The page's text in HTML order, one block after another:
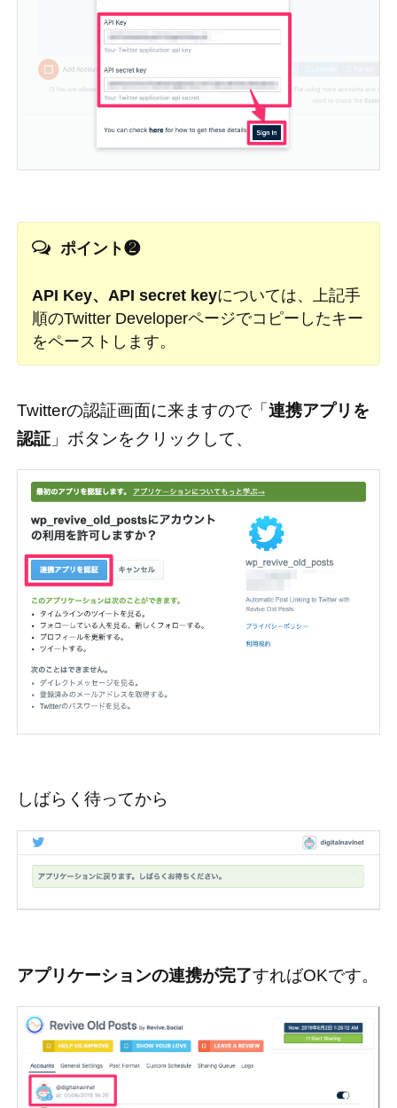
ポイント❷
API Key、API secret keyについては、上記手
順のTwitter Developerページでコピーしたキー
をペーストします。
Twitterの認証画面に来ますので「連携アプリを
認証」ボタンをクリックして、
しばらく待ってから
アプリケーションの連携が完了すればOKです。